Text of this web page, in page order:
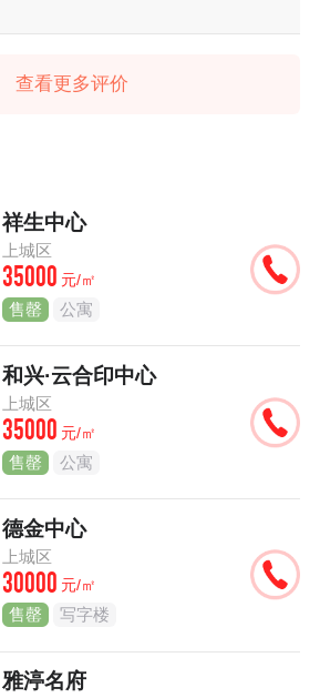
查看更多评价
祥生中心
上城区
35000 元/㎡
售罄 公寓
和兴·云合印中心
上城区
35000 元/㎡
售罄 公寓
德金中心
上城区
30000 元/㎡
售罄 写字楼
雅渟名府